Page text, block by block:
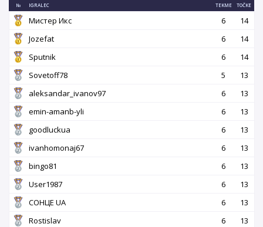
№ IGRALEC TEKME TOČKE
Мистер Икс 6
14
Jozefat
6
14
Sputnik
6
14
Sovetoff78
5
13
aleksandar_ivanov97
6
13
emin-amanb-yli
6
13
goodluckua
6
13
ivanhomonaj67
6
13
bingo81
6
13
User1987
6
13
СОНЦЕ UA
6
13
Rostislav
6
13